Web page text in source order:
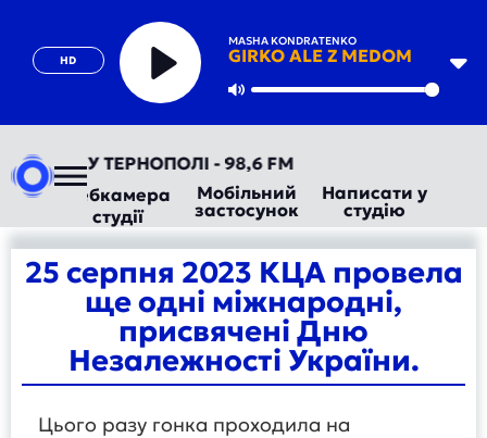
HD
MASHA KONDRATENKO
GIRKO ALE Z MEDOM
Play
У ТЕРНОПОЛІ - 98,6 FM
Вебкамера
студії
Мобільний
застосунок
Написати у
студію
25 серпня 2023 КЦА провела
ще одні міжнародні,
присвячені Дню
Незалежності України.
Цього разу гонка проходила на